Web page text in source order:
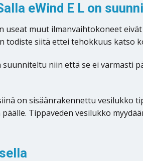
eWind E L on
muut ilmanvaihtokoneet
todiste siitä ettei tehokkuus katso
niin että se ei varmasti
on sisäänrakennettu vesilukko
Tippaveden vesilukko